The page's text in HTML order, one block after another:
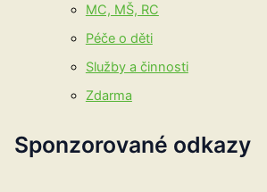
MC, MŠ, RC
Péče o děti
Služby a činnosti
Zdarma
Sponzorované odkazy